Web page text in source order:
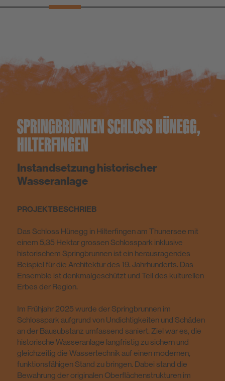
SPRINGBRUNNEN SCHLOSS HÜNEGG,
HILTERFINGEN
Instandsetzung historischer
Wasseranlage
PROJEKTBESCHRIEB
Das Schloss Hünegg in Hilterfingen am Thunersee mit
einem 5,35 Hektar grossen Schlosspark inklusive
historischem Springbrunnen ist ein herausragendes
Beispiel für die Architektur des 19. Jahrhunderts. Das
Ensemble ist denkmalgeschützt und Teil des kulturellen
Erbes der Region.
Im Frühjahr 2025 wurde der Springbrunnen im
Schlosspark aufgrund von Undichtigkeiten und Schäden
an der Bausubstanz umfassend saniert. Ziel war es, die
historische Wasseranlage langfristig zu sichern und
gleichzeitig die Wassertechnik auf einen modernen,
funktionsfähigen Stand zu bringen. Dabei stand die
Bewahrung der originalen Oberflächenstrukturen im